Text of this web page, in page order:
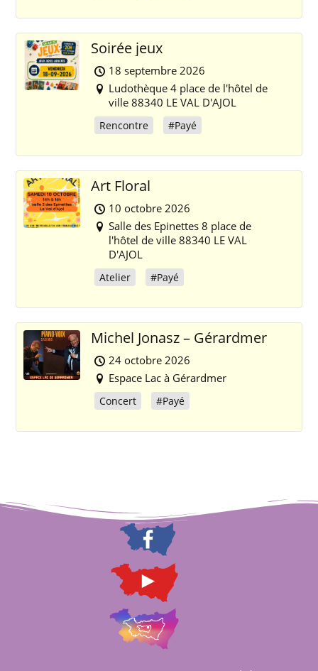
Soirée jeux
18 septembre 2026
Ludothèque 4 place de l'hôtel de
ville 88340 LE VAL D'AJOL
Rencontre #Payé
Art Floral
10 octobre 2026
Salle des Epinettes 8 place de
l'hôtel de ville 88340 LE VAL
D'AJOL
Atelier #Payé
Michel Jonasz – Gérardmer
24 octobre 2026
Espace Lac à Gérardmer
Concert #Payé